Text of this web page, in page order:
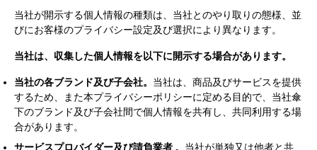
当社が開示する個人情報の種類は、当社とのやり取りの態様、並
びにお客様のプライバシー設定及び選択により異なります。
当社は、収集した個人情報を以下に開示する場合があります。
当社の各ブランド及び子会社。 当社は、商品及びサービスを提供
するため、また本プライバシーポリシーに定める目的で、当社傘
下のブランド及び子会社間で個人情報を共有し、共同利用する場
合があります。
サービスプロバイダー及び請負業者 。 当社が単独又は他者と共